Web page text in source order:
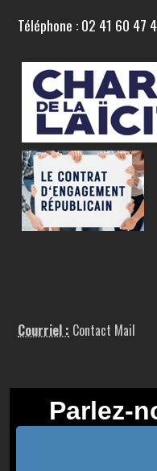
Téléphone : 02 41 60 47
Courriel : Contact Mail